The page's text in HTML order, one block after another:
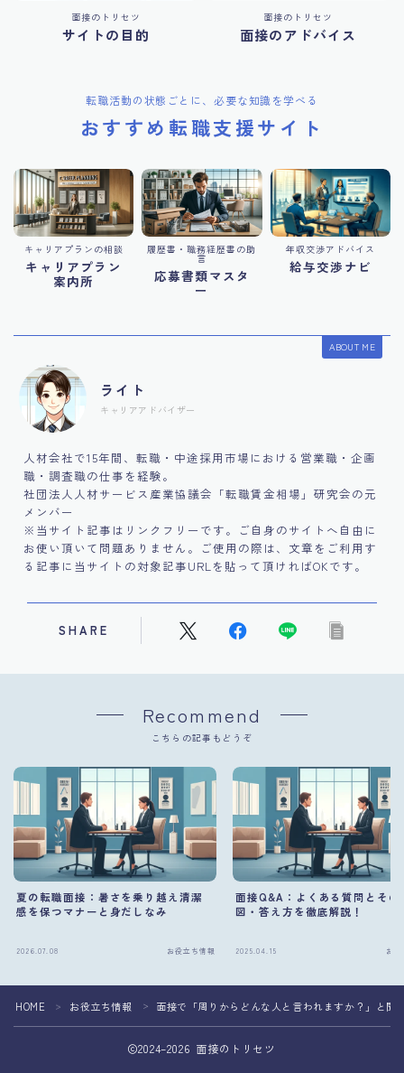
面接のトリセツ
サイトの目的
面接のトリセツ
面接のアドバイス
転職活動の状態ごとに、必要な知識を学べる
おすすめ転職支援サイト
キャリアプランの相談
キャリアプラン
案内所
履歴書・職務経歴書の助
言
応募書類マスタ
ー
年収交渉アドバイス
給与交渉ナビ
ABOUT ME
ライト
キャリアアドバイザー
人材会社で15年間、転職・中途採用市場における営業職・企画
職・調査職の仕事を経験。
社団法人人材サービス産業協議会「転職賃金相場」研究会の元
メンバー
※当サイト記事はリンクフリーです。ご自身のサイトへ自由に
お使い頂いて問題ありません。ご使用の際は、文章をご利用す
る記事に当サイトの対象記事URLを貼って頂ければOKです。
SHARE
Recommend
こちらの記事もどうぞ
夏の転職面接：暑さを乗り越え清潔
感を保つマナーと身だしなみ
2026.07.08 お役立ち情報
面接Q&A：よくある質問とその
図・答え方を徹底解説！
2025.04.15 お
HOME ＞ お役立ち情報 ＞ 面接で「周りからどんな人と言われますか？」と聞
2024–2026 面接のトリセツ